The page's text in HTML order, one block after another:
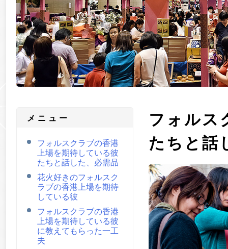
フォルス
たちと話
メニュー
フォルスクラブの香港
上場を期待している彼
たちと話した、必需品
花火好きのフォルスク
ラブの香港上場を期待
している彼
フォルスクラブの香港
上場を期待している彼
に教えてもらった一工
夫